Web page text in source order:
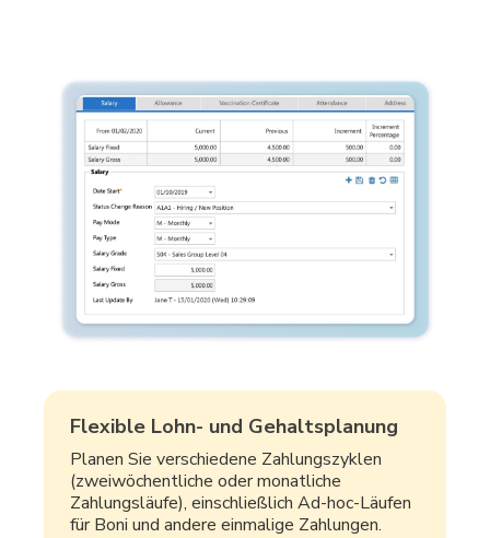
Flexible Lohn- und Gehaltsplanung
Planen Sie verschiedene Zahlungszyklen
(zweiwöchentliche oder monatliche
Zahlungsläufe), einschließlich Ad-hoc-Läufen
für Boni und andere einmalige Zahlungen.